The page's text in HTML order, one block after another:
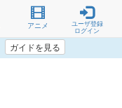
アニメ
ユーザ登録
ログイン
ガイドを見る